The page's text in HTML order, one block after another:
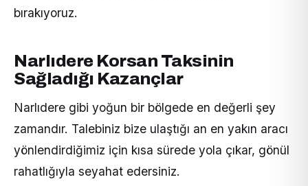
bırakıyoruz.
Narlıdere Korsan Taksinin
Sağladığı Kazançlar
Narlıdere gibi yoğun bir bölgede en değerli şey
zamandır. Talebiniz bize ulaştığı an en yakın aracı
yönlendirdiğimiz için kısa sürede yola çıkar, gönül
rahatlığıyla seyahat edersiniz.